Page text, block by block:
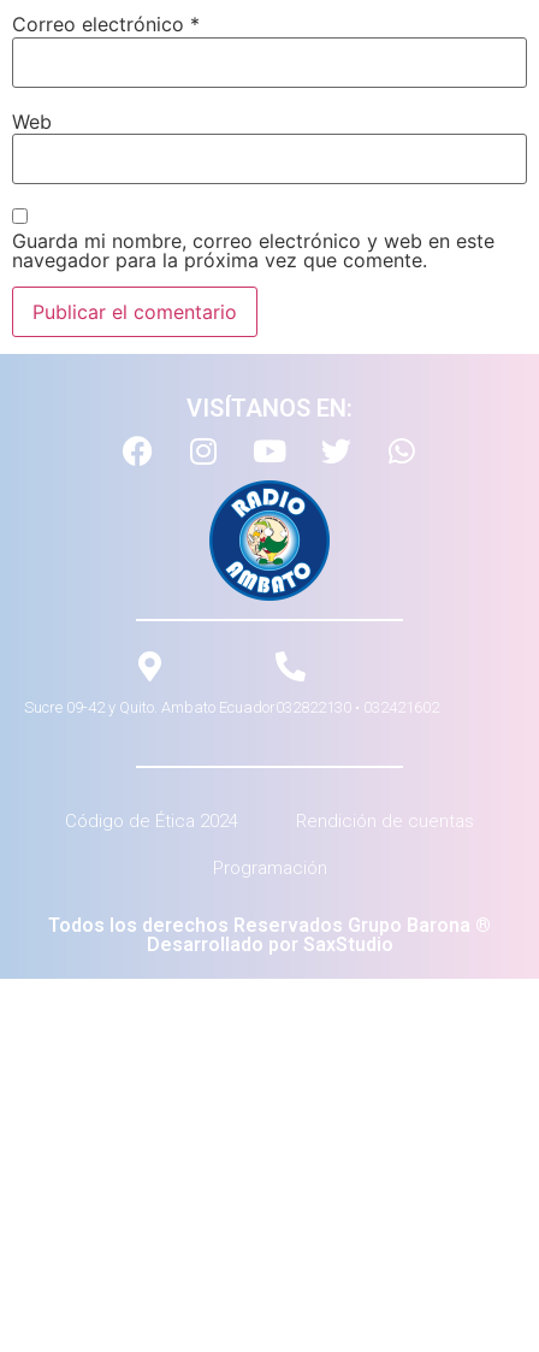
Correo electrónico *
Web
Guarda mi nombre, correo electrónico y web en este
navegador para la próxima vez que comente.
VISÍTANOS EN:
Sucre 09-42 y Quito. Ambato Ecuador032822130 • 032421602
Código de Ética 2024 Rendición de cuentas
Programación
Todos los derechos Reservados Grupo Barona ®
Desarrollado por SaxStudio